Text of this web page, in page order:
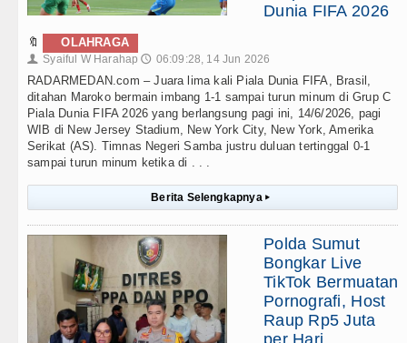
Dunia FIFA 2026
🔖 OLAHRAGA
👤 Syaiful W Harahap 🕔 06:09:28, 14 Jun 2026
RADARMEDAN.com – Juara lima kali Piala Dunia FIFA, Brasil,
ditahan Maroko bermain imbang 1-1 sampai turun minum di Grup C
Piala Dunia FIFA 2026 yang berlangsung pagi ini, 14/6/2026, pagi
WIB di New Jersey Stadium, New York City, New York, Amerika
Serikat (AS). Timnas Negeri Samba justru duluan tertinggal 0-1
sampai turun minum ketika di . . .
Berita Selengkapnya ▸
Polda Sumut
Bongkar Live
TikTok Bermuatan
Pornografi, Host
Raup Rp5 Juta
per Hari